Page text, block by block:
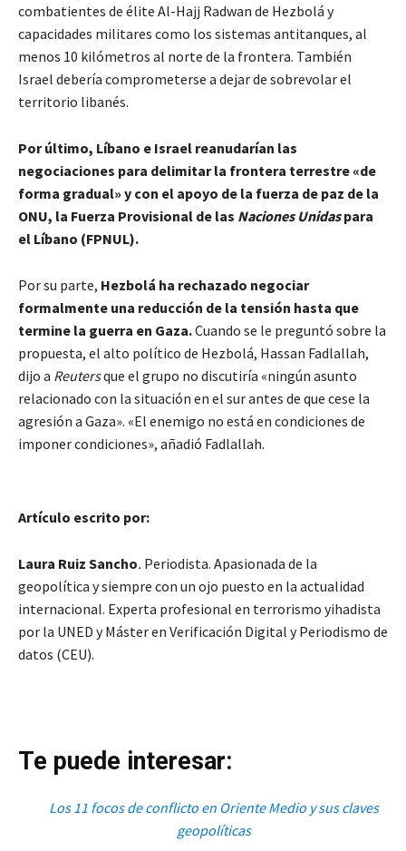
combatientes de élite Al-Hajj Radwan de Hezbolá y
capacidades militares como los sistemas antitanques, al
menos 10 kilómetros al norte de la frontera. También
Israel debería comprometerse a dejar de sobrevolar el
territorio libanés.
Por último, Líbano e Israel reanudarían las
negociaciones para delimitar la frontera terrestre «de
forma gradual» y con el apoyo de la fuerza de paz de la
ONU, la Fuerza Provisional de las Naciones Unidaspara
el Líbano (FPNUL).
Por su parte, Hezbolá ha rechazado negociar
formalmente una reducción de la tensión hasta que
termine la guerra en Gaza.Cuando se le preguntó sobre la
propuesta, el alto político de Hezbolá, Hassan Fadlallah,
dijo a Reutersque el grupo no discutiría «ningún asunto
relacionado con la situación en el sur antes de que cese la
agresión a Gaza». «El enemigo no está en condiciones de
imponer condiciones», añadió Fadlallah.
Artículo escrito por:
Laura Ruiz Sancho. Periodista. Apasionada de la
geopolítica y siempre con un ojo puesto en la actualidad
internacional. Experta profesional en terrorismo yihadista
por la UNED y Máster en Verificación Digital y Periodismo de
datos (CEU).
Te puede interesar:
Los 11 focos de conflicto en Oriente Medio y sus claves
geopolíticas